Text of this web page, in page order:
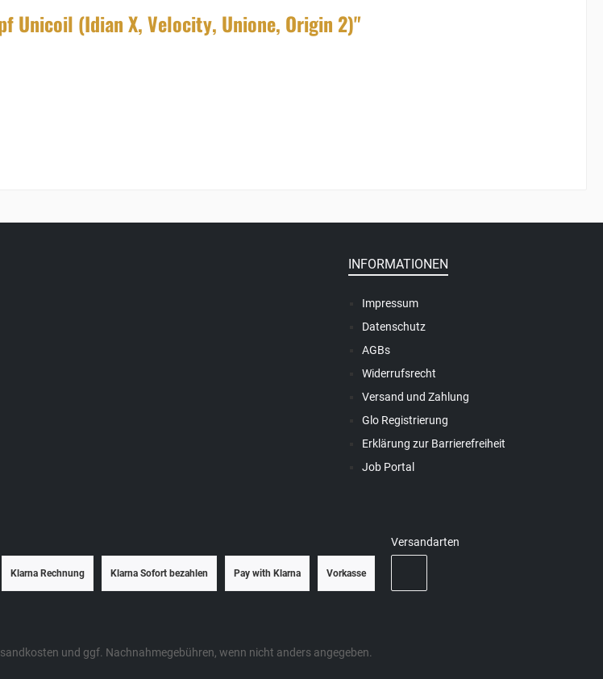
Unicoil (Idian X, Velocity, Unione, Origin 2)"
INFORMATIONEN
Impressum
Datenschutz
AGBs
Widerrufsrecht
Versand und Zahlung
Glo Registrierung
Erklärung zur Barrierefreiheit
Job Portal
Klarna Rechnung Klarna Sofort bezahlen Pay with Klarna Vorkasse
Versandarten
und ggf. Nachnahmegebühren, wenn nicht anders angegeben.